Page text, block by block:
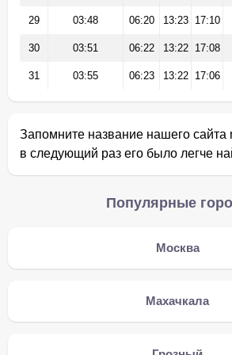
29 03:48 06:20 13:23 17:10
30 03:51 06:22 13:22 17:08
31 03:55 06:23 13:22 17:06
Запомните название нашего сайта
в следующий раз его было легче
Популярные
Москва
Махачкала